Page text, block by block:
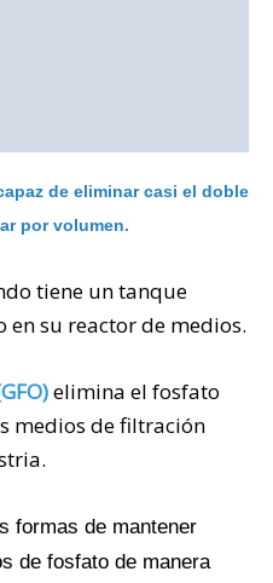
de eliminar casi el doble
por volumen.
tiene un tanque
su reactor de medios.
elimina el fosfato
medios de filtración
formas de mantener
de fosfato de manera